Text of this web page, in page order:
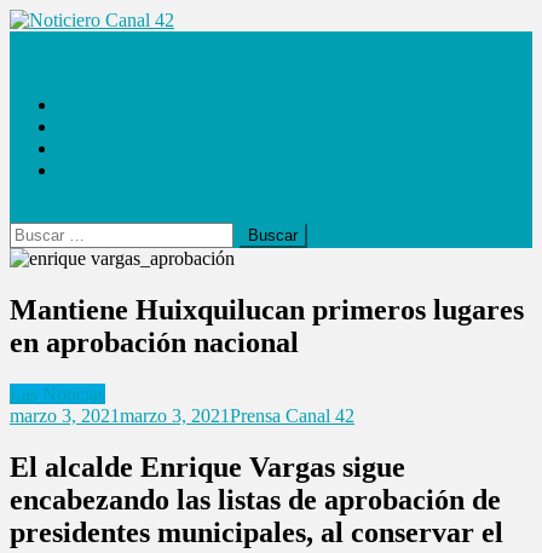
Saltar
Buscar:
Mantiene Huixquilucan primeros lugares
en aprobación nacional
Las Noticias
marzo 3, 2021marzo 3, 2021Prensa Canal 42
El alcalde Enrique Vargas sigue
encabezando las listas de aprobación de
presidentes municipales, al conservar el